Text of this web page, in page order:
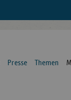
Presse Themen